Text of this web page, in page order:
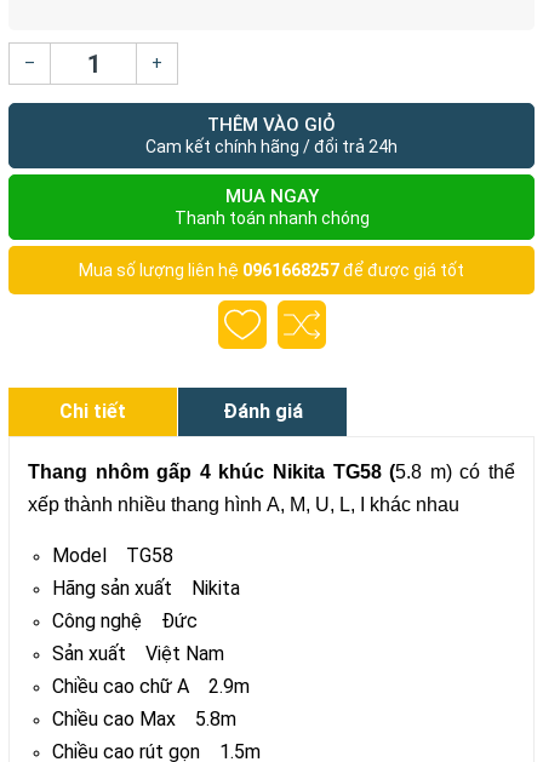
– +
THÊM VÀO GIỎ
Cam kết chính hãng / đổi trả 24h
MUA NGAY
Thanh toán nhanh chóng
Mua số lượng liên hệ 0961668257để được giá tốt
Chi tiết Đánh giá
Thang nhôm gấp 4 khúc Nikita TG58 (5.8 m) có thể
xếp thành nhiều thang hình A, M, U, L, I khác nhau
Model TG58
Hãng sản xuất Nikita
Công nghệ Đức
Sản xuất Việt Nam
Chiều cao chữ A 2.9m
Chiều cao Max 5.8m
Chiều cao rút gọn 1.5m